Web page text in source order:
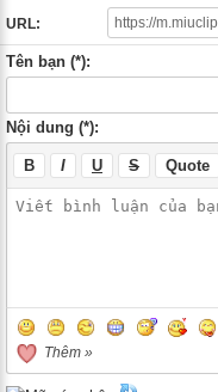
URL:
Tên bạn (*):
Nội dung (*):
B I U S Quote
Thêm »